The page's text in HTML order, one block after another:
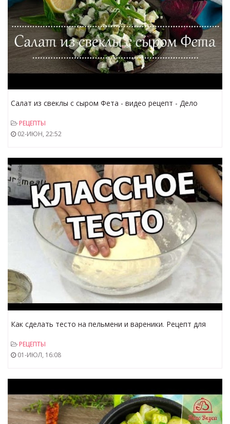
Салат из свеклы с сыром Фета - видео рецепт - Дело
РЕЦЕПТЫ
02-ИЮН, 22:52
Как сделать тесто на пельмени и вареники. Рецепт для
РЕЦЕПТЫ
01-ИЮЛ, 16:08